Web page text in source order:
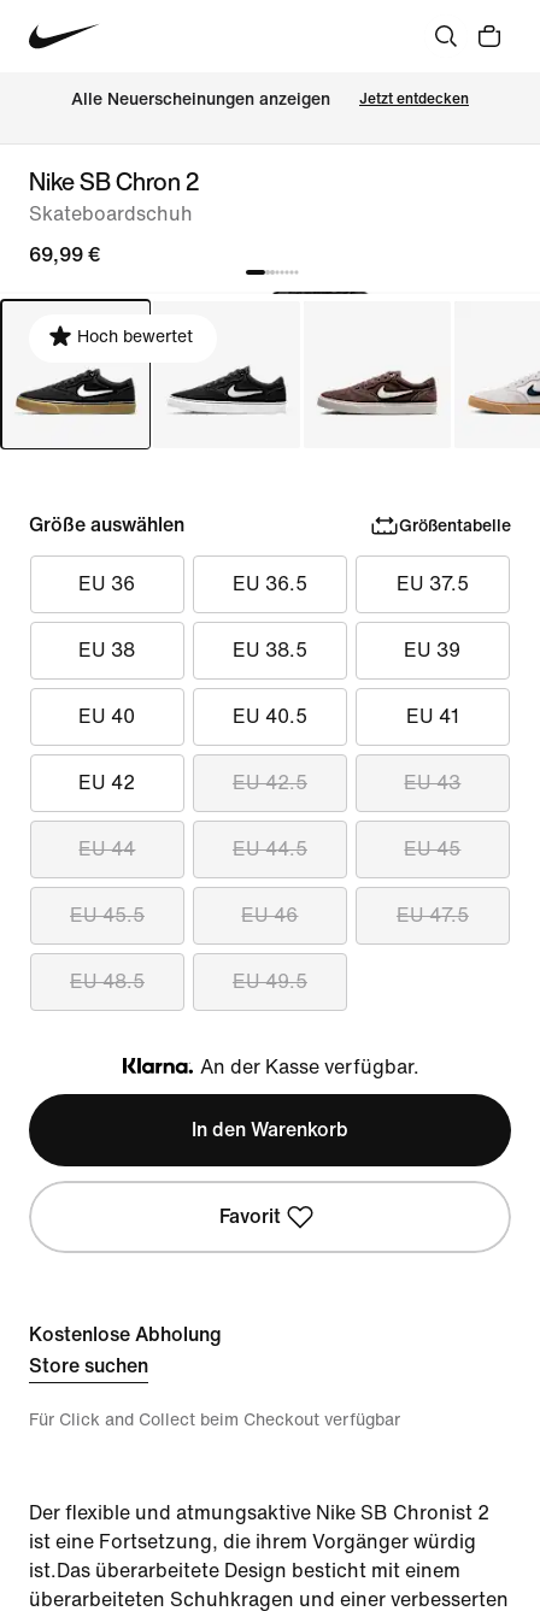
Alle Neuerscheinungen anzeigen Jetzt entdecken
Nike SB Chron 2
Skateboardschuh
69,99 €
Hoch bewertet
Größe auswählen Größentabelle
EU 36 EU 36.5 EU 37.5
EU 38 EU 38.5 EU 39
EU 40 EU 40.5 EU 41
EU 42 EU 42.5 EU 43
EU 44 EU 44.5 EU 45
EU 45.5 EU 46 EU 47.5
EU 48.5 EU 49.5
Klarna
An der Kasse verfügbar.
In den Warenkorb
Favorit
Kostenlose Abholung
Store suchen
Für Click and Collect beim Checkout verfügbar
Der flexible und atmungsaktive Nike SB Chronist 2
ist eine Fortsetzung, die ihrem Vorgänger würdig
ist.Das überarbeitete Design besticht mit einem
überarbeiteten Schuhkragen und einer verbesserten